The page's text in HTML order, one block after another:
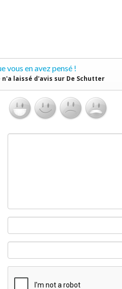
vous en avez pensé !
laissé d'avis sur De Schutter